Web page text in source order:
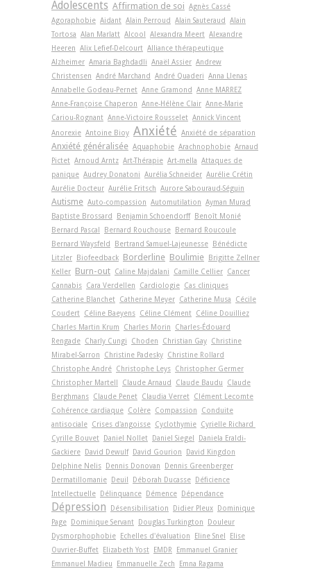
Adolescents Affirmation de soi Agnès Cassé
Agoraphobie Aidant Alain Perroud Alain Sauteraud
Alain
Tortosa Alan Marlatt Alcool Alexandra Meert Alexandre
Heeren Alix Lefief-Delcourt Alliance thérapeutique
Alzheimer Amaria Baghdadli Anaël Assier Andrew
Christensen André Marchand André Quaderi Anna Llenas
Annabelle Godeau-Pernet Anne Gramond
Anne MARREZ
Anne-Françoise Chaperon Anne-Hélène Clair Anne-Marie
Cariou-Rognant Anne-Victoire Rousselet Annick Vincent
Anorexie Antoine Bioy Anxiété Anxiété de séparation
Anxiété généralisée Aquaphobie Arachnophobie Arnaud
Pictet Arnoud Arntz Art-Thérapie Art-­mella Attaques de
panique Audrey Donatoni Aurélia Schneider Aurélie Crétin
Aurélie Docteur Aurélie Fritsch Aurore Sabouraud-Séguin
Autisme Auto-compassion Automutilation Ayman Murad
Baptiste Brossard
Benjamin Schoendorff
Benoît Monié
Bernard Pascal
Bernard Rouchouse
Bernard Roucoule
Bernard Waysfeld
Bertrand Samuel-Lajeunesse
Bénédicte
Litzler
Biofeedback Borderline Boulimie
Brigitte Zellner
Keller Burn-out Caline Majdalani Camille Cellier Cancer
Cannabis Cara Verdellen Cardiologie Cas cliniques
Catherine Blanchet Catherine Meyer Catherine Musa
Cécile
Coudert Céline Baeyens Céline Clément Céline Douilliez
Charles Martin Krum
Charles Morin
Charles-Édouard
Rengade Charly Cungi Choden Christian Gay Christine
Mirabel-Sarron
Christine Padesky Christine Rollard
Christophe André Christophe Leys Christopher Germer
Christopher Martell
Claude Arnaud Claude Baudu
Claude
Berghmans Claude Penet Claudia Verret Clément Lecomte
Cohérence cardiaque Colère Compassion
Conduite
antisociale Crises d'angoisse Cyclothymie Cyrielle Richard
Cyrille Bouvet
Daniel Nollet Daniel Siegel
Daniela Eraldi-
Gackiere
David Dewulf David Gourion
David Kingdon
Delphine Nelis
Dennis Donovan
Dennis Greenberger
Dermatillomanie
Deuil Déborah Ducasse
Déficience
Intellectuelle
Délinquance Démence Dépendance
Dépression Désensibilisation Didier Pleux
Dominique
Page
Dominique Servant Douglas Turkington
Douleur
Dysmorphophobie
Echelles d'évaluation Eline Snel
Elise
Ouvrier-Buffet
Elizabeth Yost EMDR
Emmanuel Granier
Emmanuel Madieu
Emmanuelle Zech Emna Ragama